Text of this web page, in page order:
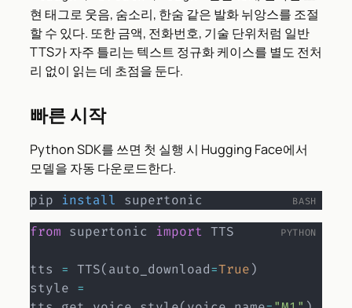
현 태그로 웃음, 숨소리, 한숨 같은 발화 뉘앙스를 조절
할 수 있다. 또한 금액, 전화번호, 기술 단위처럼 일반
TTS가 자주 틀리는 텍스트 정규화 케이스를 별도 전처
리 없이 읽는 데 초점을 둔다.
빠른 시작
Python SDK를 쓰면 첫 실행 시 Hugging Face에서
모델을 자동 다운로드한다.
pip install supertonic
from supertonic import TTS
tts = TTS(auto_download=True)
style =